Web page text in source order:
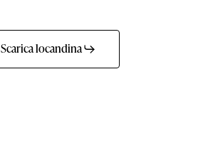
Scarica locandina